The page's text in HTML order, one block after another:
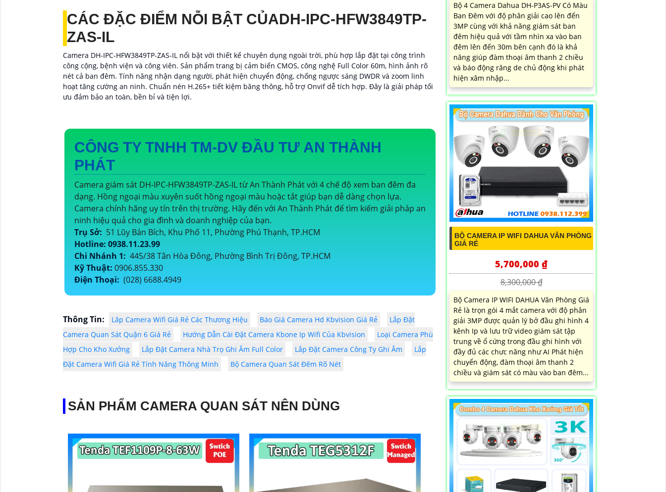
CÁC ĐẶC ĐIỂM NỖI BẬT CỦADH-IPC-HFW3849TP-
ZAS-IL
Camera DH-IPC-HFW3849TP-ZAS-IL nổi bật với thiết kế chuyên dụng ngoài trời, phù hợp lắp đặt tại công trình
công cộng, bệnh viện và công viên. Sản phẩm trang bị cảm biến CMOS, công nghệ Full Color 60m, hình ảnh rõ
nét cả ban đêm. Tính năng nhận dạng người, phát hiện chuyển động, chống ngược sáng DWDR và zoom linh
hoạt tăng cường an ninh. Chuẩn nén H.265+ tiết kiệm băng thông, hỗ trợ Onvif dễ tích hợp. Đây là giải pháp tối
ưu đảm bảo an toàn, bền bỉ và tiện lợi.
CÔNG TY TNHH TM-DV ĐẦU TƯ AN THÀNH
PHÁT
Camera giám sát DH-IPC-HFW3849TP-ZAS-IL từ An Thành Phát với 4 chế độ xem ban đêm đa
dạng. Hồng ngoại màu xuyên suốt hồng ngoại màu hoặc tắt giúp bạn dễ dàng chọn lựa.
Camera chính hãng uy tín trên thị trường. Hãy đến với An Thành Phát để tìm kiếm giải pháp an
ninh hiệu quả cho gia đình và doanh nghiệp của bạn.
Trụ Sở: 51 Lũy Bán Bích, Khu Phố 11, Phường Phú Thạnh, TP.HCM
Hotline: 0938.11.23.99
Chi Nhánh 1: 445/38 Tân Hòa Đông, Phường Bình Trị Đông, TP.HCM
Kỹ Thuật: 0906.855.330
Điện Thoại: (028) 6688.4949
Thông Tin: Lăp Camera Wifi Giá Rẻ Các Thương Hiệu Báo Giá Camera Hd Kbvision Giá Rẻ
Lắp Đặt
Camera Quan Sát Quận 6 Giá Rẻ
Hướng Dẫn Cài Đặt Camera Kbone Ip Wifi Của Kbvision
Loại Camera Phù
Hợp Cho Kho Xưởng
Lắp Đặt Camera Nhà Trọ Ghi Âm Full Color Lắp Đặt Camera Công Ty Ghi Âm
Lắp
Đặt Camera Wifi Giá Rẻ Tính Năng Thông Minh
Bộ Camera Quan Sát Đêm Rõ Nét
SẢN PHẨM CAMERA QUAN SÁT NÊN DÙNG
Bộ 4 Camera Dahua DH-P3AS-PV Có Màu
Ban Đêm với độ phân giải cao lên đến
3MP cùng với khả năng giám sát ban
đêm hiệu quả với tầm nhìn xa vào ban
đêm lên đến 30m bên cạnh đó là khả
năng giúp đàm thoại âm thanh 2 chiều
và báo động răng de chủ động khi phát
hiện xâm nhập...
BỘ CAMERA IP WIFI DAHUA VĂN PHÒNG
GIÁ RẺ
5,700,000 ₫
8,300,000 ₫
Bộ Camera IP WIFI DAHUA Văn Phòng Giá
Rẻ là trọn gói 4 mắt camera với độ phân
giải 3MP được quản lý bở đầu ghi hình 4
kênh Ip và lưu trữ video giám sát tập
trung về ổ cứng trong đầu ghi hình với
đầy đủ các chưc năng như AI Phát hiện
chuyển động, đàm thoại âm thanh 2
chiều và giám sát có màu vào ban đêm...